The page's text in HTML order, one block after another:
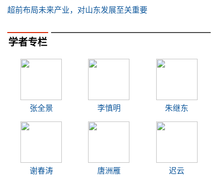
超前布局未来产业，对山东发展至关重要
学者专栏
张全景 李慎明 朱继东
谢春涛 唐洲雁 迟云